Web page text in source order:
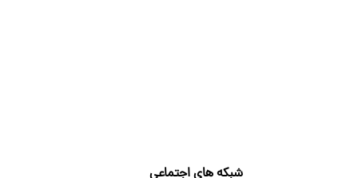
شبکه های اجتماعی